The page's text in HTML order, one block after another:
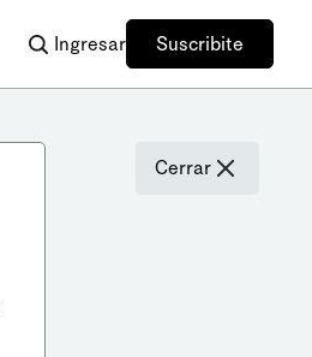
Ingresar Suscribite
Cerrar